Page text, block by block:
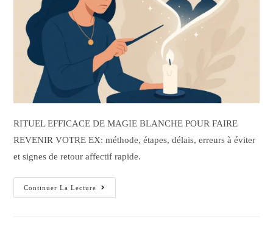
RITUEL EFFICACE DE MAGIE BLANCHE POUR FAIRE
REVENIR VOTRE EX: méthode, étapes, délais, erreurs à éviter
et signes de retour affectif rapide.
Continuer La Lecture